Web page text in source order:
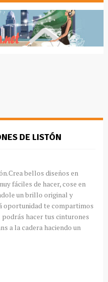
DE LISTÓN
bellos diseños en
fáciles de hacer, cose en
un brillo original y
oportunidad te compartimos
hacer tus cinturones
a la cadera haciendo un